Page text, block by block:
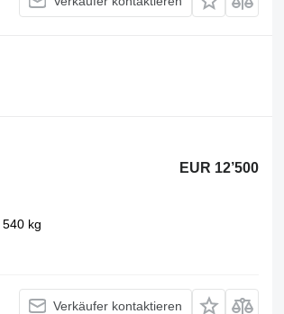
EUR 12’500
540 kg
Verkäufer kontaktieren